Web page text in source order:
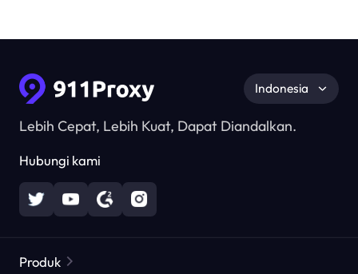
Lebih Cepat, Lebih Kuat, Dapat Diandalkan.
Hubungi kami
Indonesia
Produk